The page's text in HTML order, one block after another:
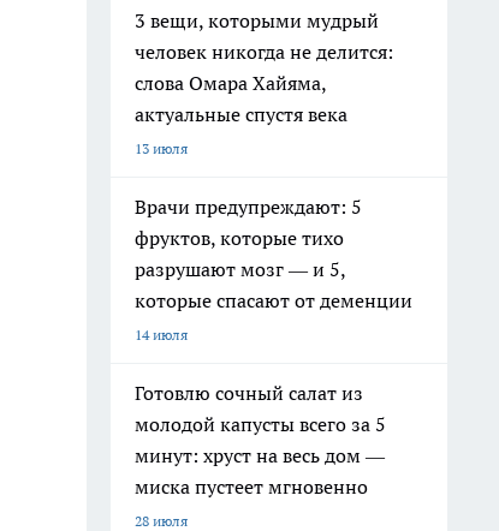
3 вещи, которыми мудрый
человек никогда не делится:
слова Омара Хайяма,
актуальные спустя века
13 июля
Врачи предупреждают: 5
фруктов, которые тихо
разрушают мозг — и 5,
которые спасают от деменции
14 июля
Готовлю сочный салат из
молодой капусты всего за 5
минут: хруст на весь дом —
миска пустеет мгновенно
28 июля